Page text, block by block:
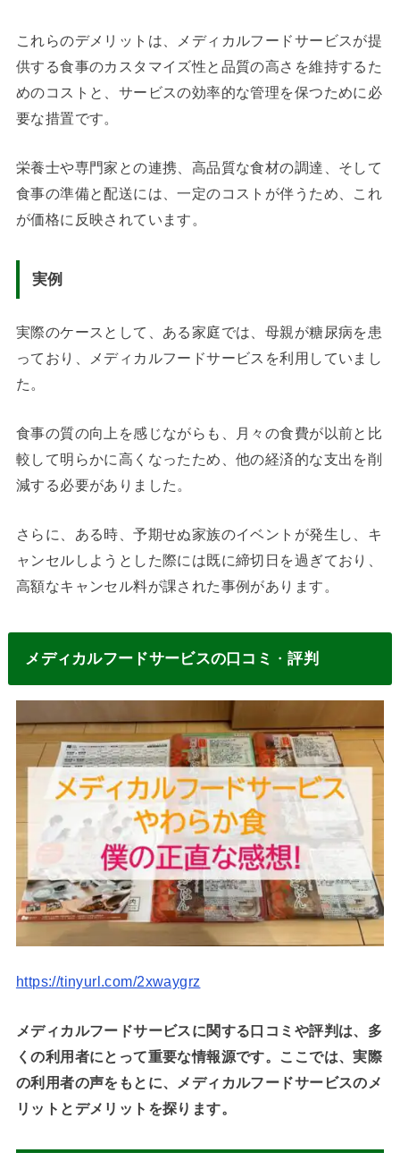
これらのデメリットは、メディカルフードサービスが提
供する食事のカスタマイズ性と品質の高さを維持するた
めのコストと、サービスの効率的な管理を保つために必
要な措置です。
栄養士や専門家との連携、高品質な食材の調達、そして
食事の準備と配送には、一定のコストが伴うため、これ
が価格に反映されています。
実例
実際のケースとして、ある家庭では、母親が糖尿病を患
っており、メディカルフードサービスを利用していまし
た。
食事の質の向上を感じながらも、月々の食費が以前と比
較して明らかに高くなったため、他の経済的な支出を削
減する必要がありました。
さらに、ある時、予期せぬ家族のイベントが発生し、キ
ャンセルしようとした際には既に締切日を過ぎており、
高額なキャンセル料が課された事例があります。
メディカルフードサービスの口コミ ・評判
https://tinyurl.com/2xwaygrz
メディカルフードサービスに関する口コミや評判は、多
くの利用者にとって重要な情報源です。ここでは、実際
の利用者の声をもとに、メディカルフードサービスのメ
リットとデメリットを探ります。